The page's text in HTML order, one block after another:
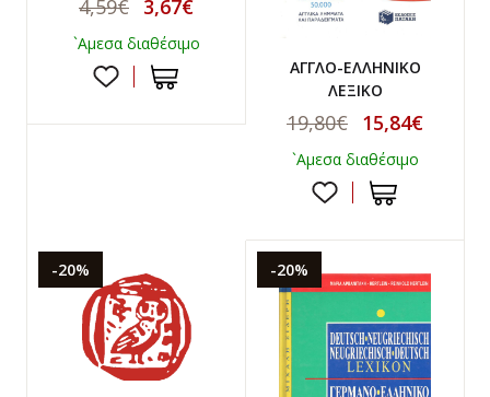
4,59€ 3,67€
`Αμεσα διαθέσιμο
ΑΓΓΛΟ-ΕΛΛΗΝΙΚΟ
ΛΕΞΙΚΟ
19,80€ 15,84€
`Αμεσα διαθέσιμο
-20% -20%